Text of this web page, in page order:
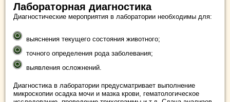
Лабораторная диагностика
Диагностические мероприятия в лаборатории необходимы для:
выяснения текущего состояния животного;
точного определения рода заболевания;
выявления осложнений.
Диагностика в лаборатории предусматривает выполнение
микроскопии осадка мочи и мазка крови, гематологическое